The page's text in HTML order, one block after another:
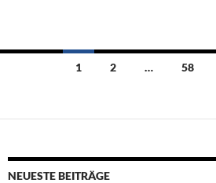
1 2 … 58
NEUESTE BEITRÄGE